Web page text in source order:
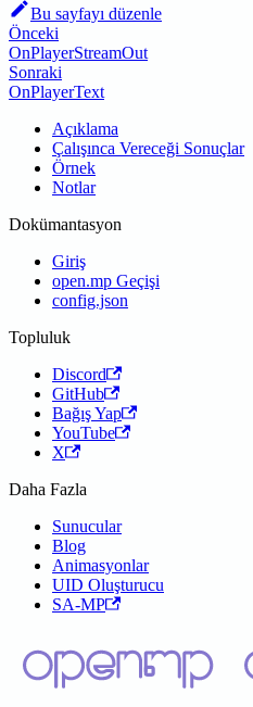
Bu sayfayı düzenle
Önceki
OnPlayerStreamOut
Sonraki
OnPlayerText
Açıklama
Çalışınca Vereceği Sonuçlar
Örnek
Notlar
Dokümantasyon
Giriş
open.mp Geçişi
config.json
Topluluk
Discord
GitHub
Bağış Yap
YouTube
X
Daha Fazla
Sunucular
Blog
Animasyonlar
UID Oluşturucu
SA-MP